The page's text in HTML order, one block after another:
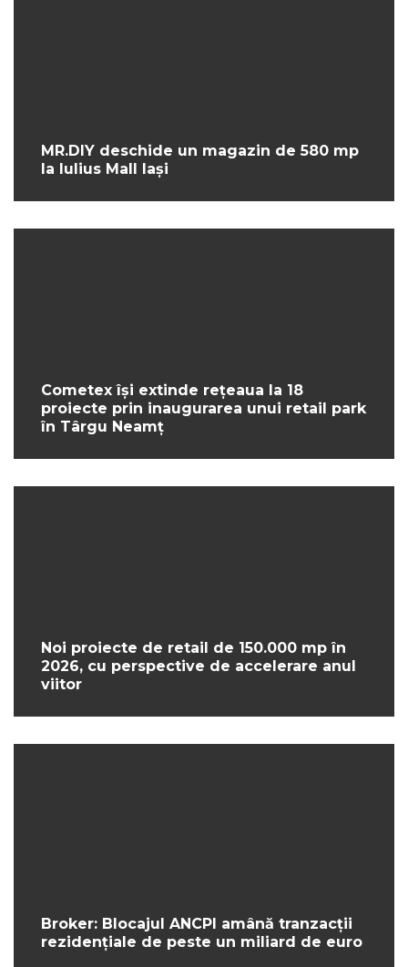
MR.DIY deschide un magazin de 580 mp
la Iulius Mall Iași
Cometex își extinde rețeaua la 18
proiecte prin inaugurarea unui retail park
în Târgu Neamț
Noi proiecte de retail de 150.000 mp în
2026, cu perspective de accelerare anul
viitor
Broker: Blocajul ANCPI amână tranzacții
rezidențiale de peste un miliard de euro